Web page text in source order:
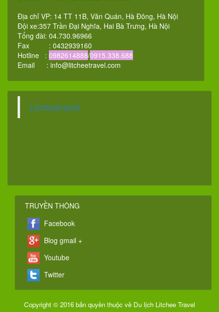
Địa chỉ VP: 14 TT 11B, Văn Quán, Hà Đông, Hà Nội
Đội xe:357 Trần Đại Nghĩa, Hai Bà Trưng, Hà Nội
Tổng đài: 04.730.96966
Fax : 0432939160
Hotline : 0982614888/0915.338.688
Email : info@litcheetravel.com
Litcheetravel
TRUYỀN THÔNG
Facebook
Blog gmail +
Youtube
Twitter
Copyright © 2016 bản quyền thuộc về Du lịch Litchee Travel